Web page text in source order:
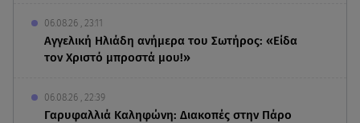
06.08.26 , 23:11
Αγγελική Ηλιάδη ανήμερα του Σωτήρος: «Είδα
τον Χριστό μπροστά μου!»
06.08.26 , 22:39
Γαρυφαλλιά Καληφώνη: Διακοπές στην Πάρο